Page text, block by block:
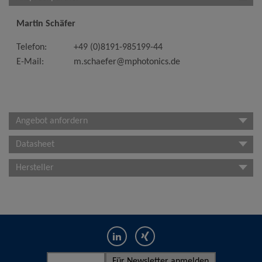
Martin Schäfer
Telefon:
+49 (0)8191-985199-44
E-Mail:
m.schaefer@mphotonics.de
Angebot anfordern
Datasheet
Hersteller